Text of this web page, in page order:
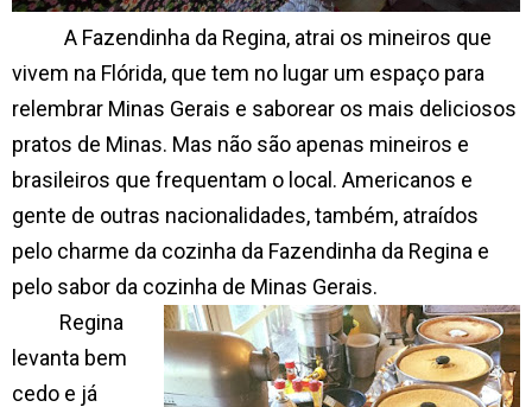
A Fazendinha da Regina, atrai os mineiros que
vivem na Flórida, que tem no lugar um espaço para
relembrar Minas Gerais e saborear os mais deliciosos
pratos de Minas. Mas não são apenas mineiros e
brasileiros que frequentam o local. Americanos e
gente de outras nacionalidades, também, atraídos
pelo charme da cozinha da Fazendinha da Regina e
pelo sabor da cozinha de Minas Gerais.
Regina
levanta bem
cedo e já